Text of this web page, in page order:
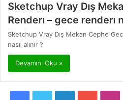
Sketchup Vray Dış
Renderı – gece renderı
Sketchup Vray Dış Mekan Cephe
nasıl alınır ?
Devamını Oku »